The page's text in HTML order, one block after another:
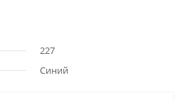
227
Синий